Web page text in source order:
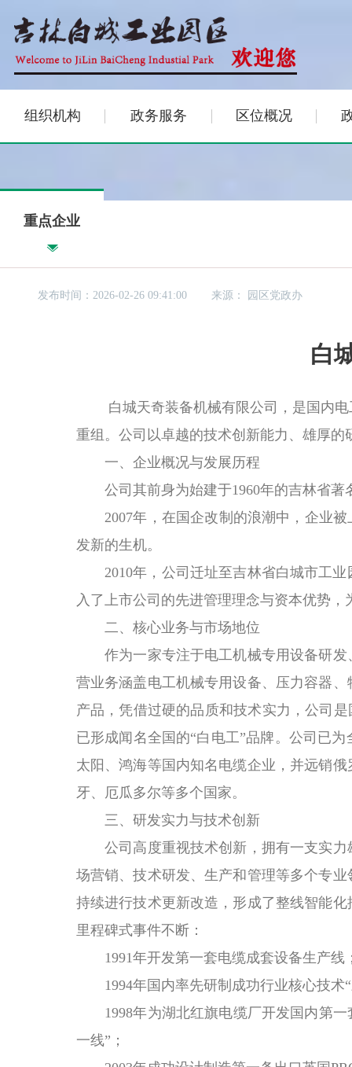
组织机构 政务服务 区位概况
重点企业
发布时间：2026-02-26 09:41:00 来源： 园区党政办
白
白城天奇装备机械有限公司， 是 国内
重组。公司以卓越的技术创新能力、雄厚
一、企业概况与发展历程
公司其前身为始建于1960年的吉林省
2007年，在国企改制的浪潮中，企业
发新的生机。
2010年，公司迁址至吉林省白城市工
入了上市公司的先进管理理念与资本优势
二、核心业务与市场地位
作为一家专注于电工机械专用设备研
营业务涵盖电工机械专用设备、压力容器
产品，凭借过硬的品质和技术实力，公司
已形成闻名全国的“白电工”品牌。公司已为
太阳、鸿海等国内知名电缆企业，并远销
牙、厄瓜多尔等多个国家。
三、研发实力与技术创新
公司高度重视技术创新，拥有一支实
场营销、技术研发、生产和管理等多个专
持续进行技术更新改造，形成了整线智能
里程碑式事件不断：
1991年开发第一套电缆成套设备生产线
1994年国内率先研制成功行业核心技术
1998年为湖北红旗电缆厂开发国内第一
一线”；